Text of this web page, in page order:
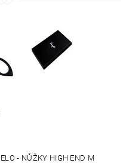
- NŮŽKY HIGH END M